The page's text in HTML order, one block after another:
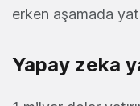
erken aşamada
Yapay zeka